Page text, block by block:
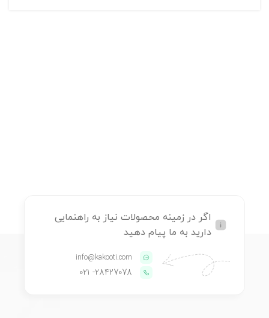
اگر در زمینه محصولات نیاز به راهنمایی
دارید به ما پیام دهید
info@kakooti.com
28427078
- 021